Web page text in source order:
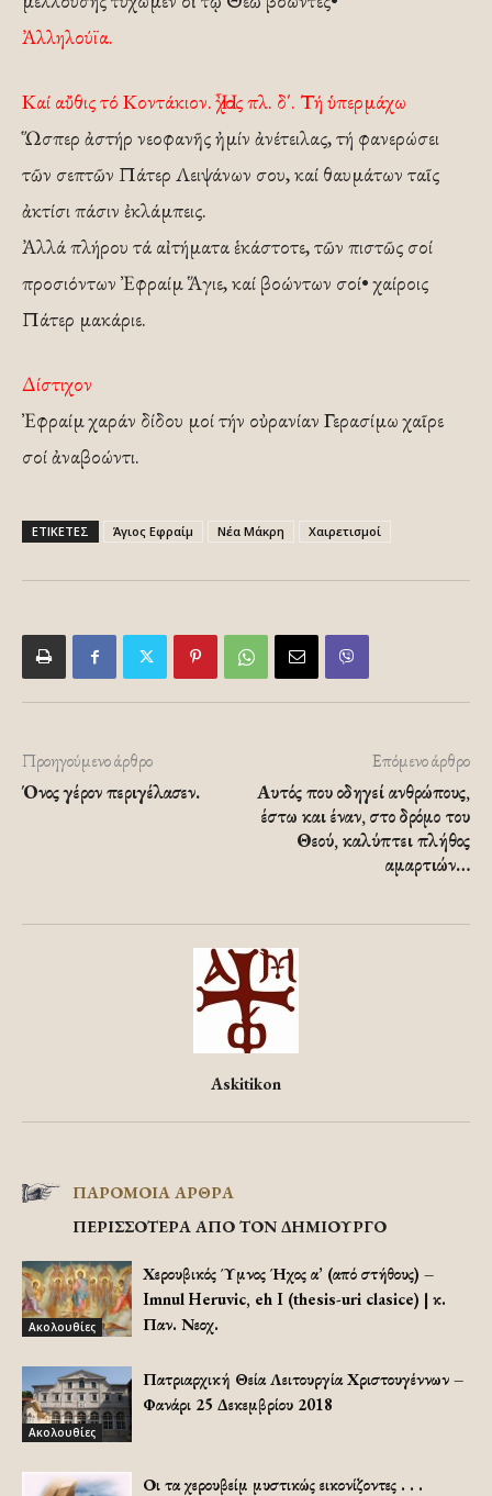
Ἀλληλούϊα.
Καί αὔθις τό Κοντάκιον. Ἦχος πλ. δ΄. Τή ὑπερμάχω
Ὥσπερ ἀστήρ νεοφανῆς ἠμίν ἀνέτειλας, τή φανερώσει
τῶν σεπτῶν Πάτερ Λειψάνων σου, καί θαυμάτων ταῖς
ἀκτίσι πάσιν ἐκλάμπεις.
Ἀλλά πλήρου τά αἰτήματα ἑκάστοτε, τῶν πιστῶς σοί
προσιόντων Ἐφραίμ Ἅγιε, καί βοώντων σοί• χαίροις
Πάτερ μακάριε.
Δίστιχον
Ἐφραίμ χαράν δίδου μοί τήν οὐρανίαν Γερασίμω χαῖρε
σοί ἀναβοώντι.
ΕΤΙΚΕΤΕΣ Άγιος Εφραίμ Νέα Μάκρη Χαιρετισμοί
Προηγούμενο άρθρο
Όνος γέρον περιγέλασεν.
Επόμενο άρθρο
Αυτός που οδηγεί ανθρώπους,
έστω και έναν, στο δρόμο του
Θεού, καλύπτει πλήθος
αμαρτιών…
Askitikon
ΠΑΡΟΜΟΙΑ ΑΡΘΡΑ
ΠΕΡΙΣΣΟΤΕΡΑ ΑΠΟ ΤΟΝ ΔΗΜΙΟΥΡΓΟ
Ακολουθίες
Χερουβικός Ύμνος Ήχος α’ (από στήθους) –
Imnul Heruvic, eh I (thesis-uri clasice) | κ.
Παν. Νεοχ.
Ακολουθίες
Πατριαρχική Θεία Λειτουργία Χριστουγέννων –
Φανάρι 25 Δεκεμβρίου 2018
Οι τα χερουβείμ μυστικώς εικονίζοντες . . .